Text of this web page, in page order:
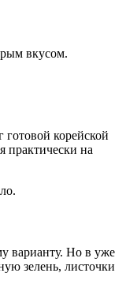
вкусом.
корейской
практически на
варианту. Но в уже
зелень, листочки